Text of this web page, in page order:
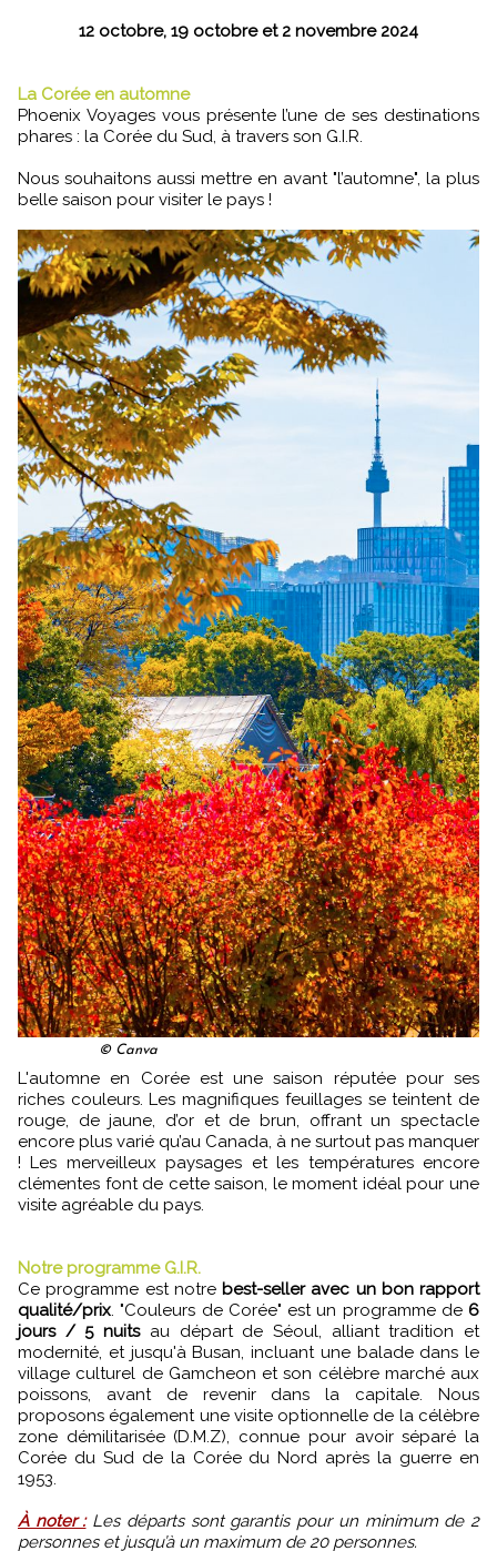
12 octobre, 19 octobre et 2 novembre 2024
La Corée en automne
Phoenix Voyages vous présente l’une de ses destinations
phares : la Corée du Sud, à travers son G.I.R.
Nous souhaitons aussi mettre en avant "l’automne", la plus
belle saison pour visiter le pays !
© Canva
L'automne en Corée est une saison réputée pour ses
riches couleurs. Les magnifiques feuillages se teintent de
rouge, de jaune, d’or et de brun, offrant un spectacle
encore plus varié qu’au Canada, à ne surtout pas manquer
! Les merveilleux paysages et les températures encore
clémentes font de cette saison, le moment idéal pour une
visite agréable du pays.
Notre programme G.I.R.
Ce programme est notre best-seller avec un bon rapport
qualité/prix. "Couleurs de Corée" est un programme de 6
jours / 5 nuitsau départ de Séoul, alliant tradition et
modernité, et jusqu'à Busan, incluant une balade dans le
village culturel de Gamcheon et son célèbre marché aux
poissons, avant de revenir dans la capitale. Nous
proposons également une visite optionnelle de la célèbre
zone démilitarisée (D.M.Z), connue pour avoir séparé la
Corée du Sud de la Corée du Nord après la guerre en
1953.
À noter :Les départs sont garantis pour un minimum de 2
personnes et jusqu’à un maximum de 20 personnes.